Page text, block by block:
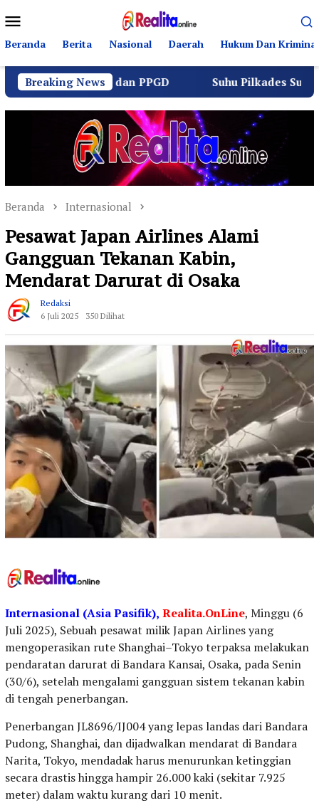
ke
kontenMobile
Beranda Berita Nasional Daerah Hukum Dan Kriminal
Breaking News
Lintas dan PPGD Suhu Pilkades Sukamulya
Beranda Internasional
Pesawat Japan Airlines Alami
Gangguan Tekanan Kabin,
Mendarat Darurat di Osaka
Redaksi
6 Juli 2025
350 Dilihat
Internasional (Asia Pasifik), Realita.OnLine, Minggu (6
Juli 2025), Sebuah pesawat milik Japan Airlines yang
mengoperasikan rute Shanghai–Tokyo terpaksa melakukan
pendaratan darurat di Bandara Kansai, Osaka, pada Senin
(30/6), setelah mengalami gangguan sistem tekanan kabin
di tengah penerbangan.
Penerbangan JL8696/IJ004 yang lepas landas dari Bandara
Pudong, Shanghai, dan dijadwalkan mendarat di Bandara
Narita, Tokyo, mendadak harus menurunkan ketinggian
secara drastis hingga hampir 26.000 kaki (sekitar 7.925
meter) dalam waktu kurang dari 10 menit.